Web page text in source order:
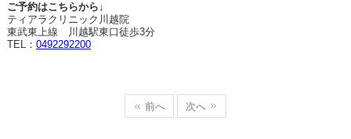
ご予約はこちらから↓
ティアラクリニック川越院
東武東上線 川越駅東口徒歩3分
TEL： 0492292200
前へ 次へ